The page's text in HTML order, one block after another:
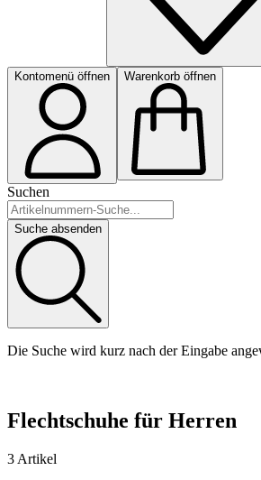
Kontomenü öffnen Warenkorb öffnen
Suchen
Suche absenden
Die Suche wird kurz nach der Eingabe
Flechtschuhe für Herren
3 Artikel